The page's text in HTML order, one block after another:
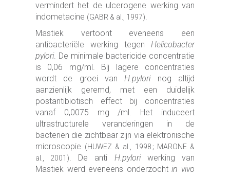
vermindert het de ulcerogene werking van
indometacine (GABR & al., 1997).
Mastiek vertoont eveneens een
antibacteriële werking tegen Helicobacter
pylori. De minimale bactericide concentratie
is 0,06 mg/ml. Bij lagere concentraties
wordt de groei vanH.pylorinog altijd
aanzienlijk geremd, met een duidelijk
postantibiotisch effect bij concentraties
vanaf 0,0075 mg /ml. Het induceert
ultrastructurele veranderingen in de
bacteriën die zichtbaar zijn via elektronische
microscopie (HUWEZ & al., 1998 ; MARONE &
al., 2001). De anti H.pyloriwerking van
Mastiek werd eveneens onderzochtin vivo